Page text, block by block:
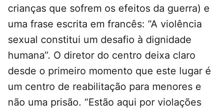
crianças que sofrem os efeitos da guerra) e
uma frase escrita em francês: “A violência
sexual constitui um desafio à dignidade
humana”. O diretor do centro deixa claro
desde o primeiro momento que este lugar é
um centro de reabilitação para menores e
não uma prisão. “Estão aqui por violações